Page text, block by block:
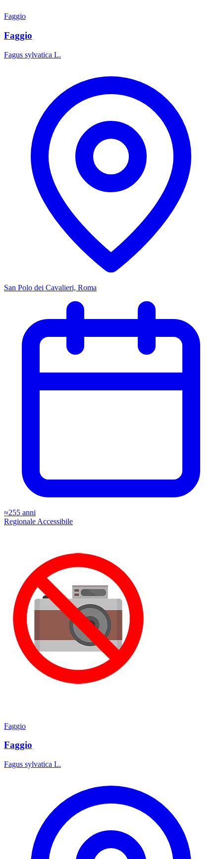
Faggio
Faggio
Fagus sylvatica L.
San Polo dei Cavalieri, Roma
≈255 anni
Regionale Accessibile
Faggio
Faggio
Fagus sylvatica L.